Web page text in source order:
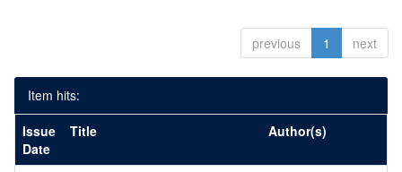
previous 1 next
Item hits:
Issue
Date
Title Author(s)